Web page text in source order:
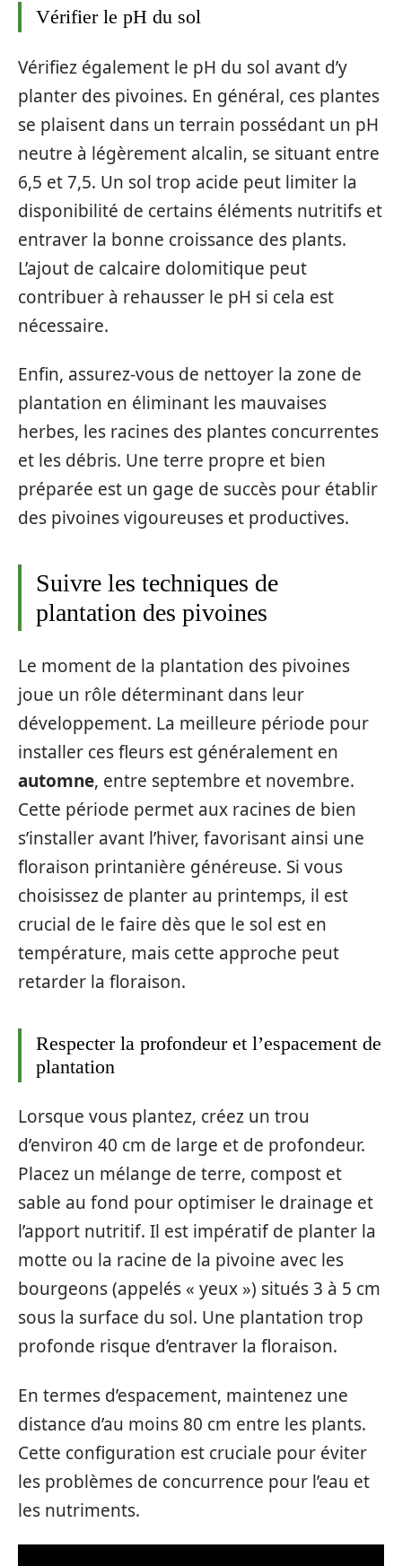
Vérifier le pH du sol
Vérifiez également le pH du sol avant d’y
planter des pivoines. En général, ces plantes
se plaisent dans un terrain possédant un pH
neutre à légèrement alcalin, se situant entre
6,5 et 7,5. Un sol trop acide peut limiter la
disponibilité de certains éléments nutritifs et
entraver la bonne croissance des plants.
L’ajout de calcaire dolomitique peut
contribuer à rehausser le pH si cela est
nécessaire.
Enfin, assurez-vous de nettoyer la zone de
plantation en éliminant les mauvaises
herbes, les racines des plantes concurrentes
et les débris. Une terre propre et bien
préparée est un gage de succès pour établir
des pivoines vigoureuses et productives.
Suivre les techniques de
plantation des pivoines
Le moment de la plantation des pivoines
joue un rôle déterminant dans leur
développement. La meilleure période pour
installer ces fleurs est généralement en
automne, entre septembre et novembre.
Cette période permet aux racines de bien
s’installer avant l’hiver, favorisant ainsi une
floraison printanière généreuse. Si vous
choisissez de planter au printemps, il est
crucial de le faire dès que le sol est en
température, mais cette approche peut
retarder la floraison.
Respecter la profondeur et l’espacement de
plantation
Lorsque vous plantez, créez un trou
d’environ 40 cm de large et de profondeur.
Placez un mélange de terre, compost et
sable au fond pour optimiser le drainage et
l’apport nutritif. Il est impératif de planter la
motte ou la racine de la pivoine avec les
bourgeons (appelés « yeux ») situés 3 à 5 cm
sous la surface du sol. Une plantation trop
profonde risque d’entraver la floraison.
En termes d’espacement, maintenez une
distance d’au moins 80 cm entre les plants.
Cette configuration est cruciale pour éviter
les problèmes de concurrence pour l’eau et
les nutriments.